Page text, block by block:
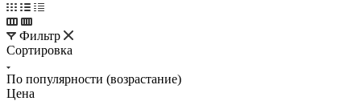
Фильтр
Сортировка
По популярности (возрастание)
Цена